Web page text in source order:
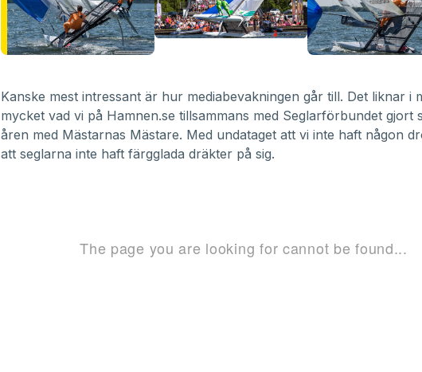
Kanske mest intressant är hur mediabevakningen går till. Det liknar i
mycket vad vi på Hamnen.se tillsammans med Seglarförbundet gjort
åren med Mästarnas Mästare. Med undataget att vi inte haft någon
att seglarna inte haft färgglada dräkter på sig.